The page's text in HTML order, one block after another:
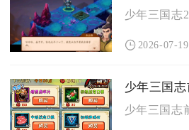
2026-07-19